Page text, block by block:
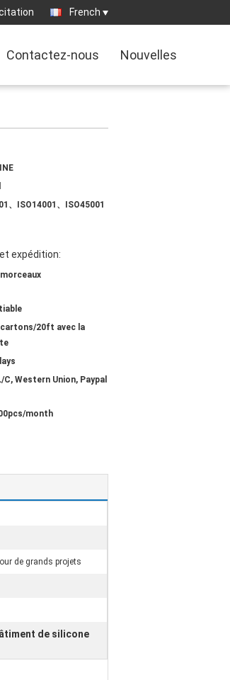
French
Contactez-nous Nouvelles
、ISO14001、ISO45001
expédition:
cartons/20ft avec la
C, Western Union, Paypal
month
de grands projets
de silicone